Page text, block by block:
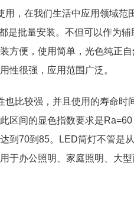
，在我们生活中应用领域范
批量安装。不但可以作为辅
方便，使用简单，光色纯正
性很强，应用范围广泛。
比较强，并且使用的寿命时
区间的显色指数要求是
到70到85。LED筒灯不管是
于办公照明、家庭照明、大